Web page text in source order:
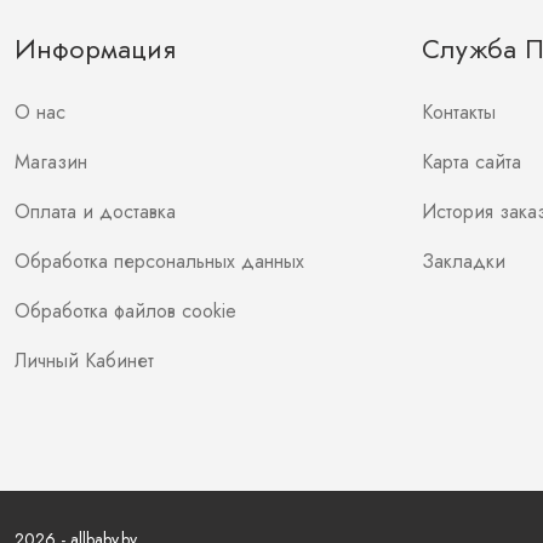
Информация
О нас
Магазин
Оплата и доставка
Обработка персональных данных
Обработка файлов cookie
Личный Кабинет
Служба
Контакты
Карта сайта
История
Закладки